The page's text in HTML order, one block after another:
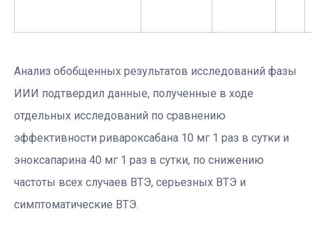
Анализ обобщенных результатов исследований фазы
ИИИ подтвердил данные, полученные в ходе
отдельных исследований по сравнению
эффективности ривароксабана 10 мг 1 раз в сутки и
эноксапарина 40 мг 1 раз в сутки, по снижению
частоты всех случаев ВТЭ, серьезных ВТЭ и
симптоматические ВТЭ.